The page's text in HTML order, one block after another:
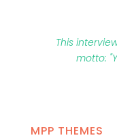
This
motto:
MPP THEMES